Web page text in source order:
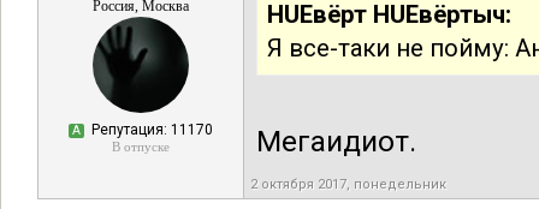
Россия, Москва
А Репутация: 11170
В отпуске
HUEвёрт HUEвёртыч:
Я все-таки не пойму:
Мегаидиот.
2 октября 2017, понедельник